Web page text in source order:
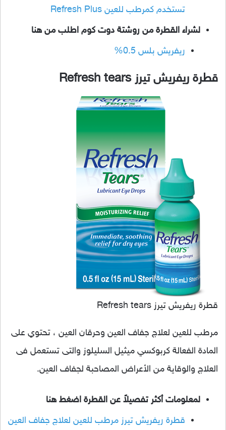
تستخدم كمرطب للعين Refresh Plus
لشراء القطرة من روشتة دوت كوم اطلب من هنا
ريفريش بلس 0.5%
قطرة ريفريش تيرز Refresh tears
قطرة ريفريش تيرز Refresh tears
مرطب للعين لعلاج جفاف العين وحرقان العين ، تحتوي على
المادة الفعالة كربوكسي ميثيل السليلوز والتى تستعمل فى
العلاج والوقاية من الأعراض المصاحبة لجفاف العين.
لمعلومات أكثر تفصيلاً عن القطرة اضغط هنا
قطرة ريفريش تيرز مرطب للعين لعلاج جفاف العين